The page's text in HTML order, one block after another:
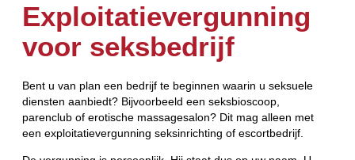
Exploitatievergunning
voor seksbedrijf
Bent u van plan een bedrijf te beginnen waarin u seksuele
diensten aanbiedt? Bijvoorbeeld een seksbioscoop,
parenclub of erotische massagesalon? Dit mag alleen met
een exploitatievergunning seksinrichting of escortbedrijf.